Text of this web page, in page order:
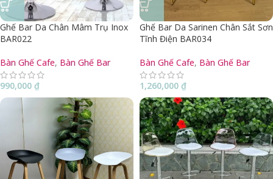
Ghế Bar Da Chân Mâm Trụ Inox
BAR022
Bàn Ghế Cafe, Bàn Ghế Bar
990,000 ₫
Ghế Bar Da Sarinen Chân Sắt Sơn
Tĩnh Điện BAR034
Bàn Ghế Cafe, Bàn Ghế Bar
1,260,000 ₫